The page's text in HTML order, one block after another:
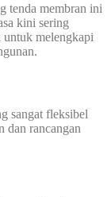
tenda membran ini
kini sering
untuk melengkapi
sangat fleksibel
dan rancangan